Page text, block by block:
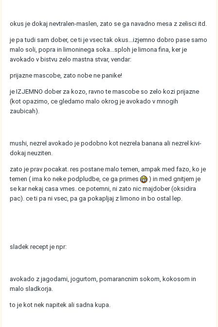
okus je dokaj nevtralen-maslen, zato se ga navadno mesa z zelisci itd.
je pa tudi sam dober, ce ti je vsec tak okus...izjemno dobro pase samo
malo soli, popra in limoninega soka...sploh je limona fina, ker je
avokado v bistvu zelo mastna stvar, vendar:
prijazne mascobe, zato nobe ne panike!
je IZJEMNO dober za kozo, ravno te mascobe so zelo kozi prijazne
(kot opazimo, ce gledamo malo okrog je avokado v mnogih
zaubicah).
mushi, nezrel avokado je podobno kot nezrela banana ali nezrel kivi-
dokaj neuziten.
zato je prav pocakat. res postane malo temen, ampak med fazo, ko je
temen ( ima ko neke podpludbe, ce ga primes
) in med gnitjem je
se kar nekaj casa vmes. ce potemni, ni zato nic majdober (oksidira
pac). ce ti pa ni vsec, pa ga pokapljaj z limono in bo ostal lep.
sladek recept je npr:
avokado z jagodami, jogurtom, pomarancnim sokom, kokosom in
malo sladkorja.
to je kot nek napitek ali sadna kupa.